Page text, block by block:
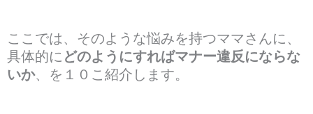
ここでは、そのような悩みを持つママさんに、
具体的に どのようにすればマナー違反にならな
いか、を１０こ紹介します。